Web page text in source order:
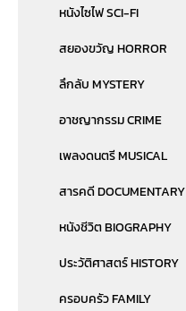
หนังไซไฟ SCI-FI
สยองขวัญ HORROR
ลึกลับ MYSTERY
อาชญากรรม CRIME
เพลงดนตรี MUSICAL
สารคดี DOCUMENTARY
หนังชีวิต BIOGRAPHY
ประวัติศาสตร์ HISTORY
ครอบครัว FAMILY